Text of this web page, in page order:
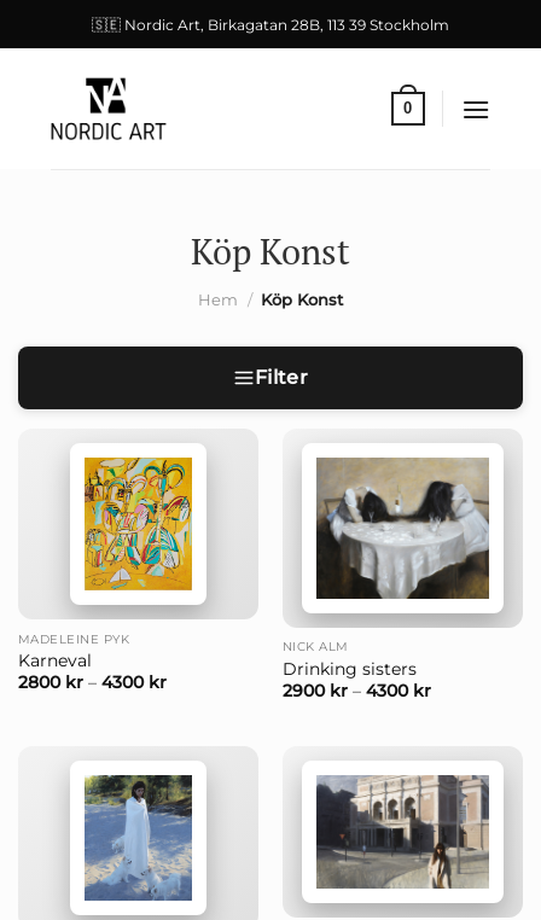
to
🇸🇪 Nordic Art, Birkagatan 28B, 113 39 Stockholm
0
Köp Konst
Hem / Köp Konst
Filter
MADELEINE PYK
Karneval
2800 kr– 4300 kr
NICK ALM
Drinking sisters
2900 kr– 4300 kr